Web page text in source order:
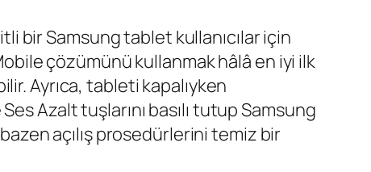
bir Samsung tablet kullanıcılar için
çözümünü kullanmak hâlâ en iyi ilk
Ayrıca, tableti kapalıyken
Azalt tuşlarını basılı tutup Samsung
açılış prosedürlerini temiz bir